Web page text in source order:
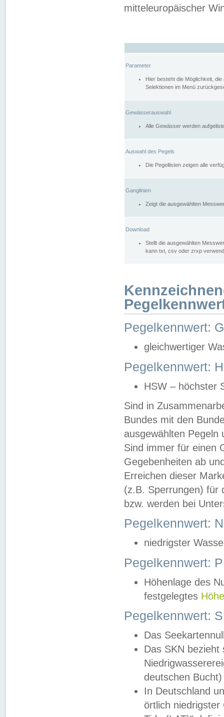
mitteleuropäischer
Parameter
Hier besteht die Möglichkeit,
Selektionen im Menü
Gewässerauswahl
Alle Gewässer werden
Auswahl des Pegels
Die Pegellisten zeigen alle
Ganglinien
Zeigt die ausgewählten
Download
Stellt die ausgewählten
kann txt, csv oder zrxp
Pegelkennwert:
gleichwertiger
Pegelkennwert:
HSW – höchster
Sind in
Bundes mit den
ausgewählten
Sind immer für einen
Gegebenheiten ab
Erreichen dieser
(z.B. Sperrungen) für
bzw. werden bei
Pegelkennwert:
niedrigster
Pegelkennwert:
Höhenlage des
festgelegtes
Pegelkennwert:
Das
Das SKN
deutschen
In Deutschland
örtlich